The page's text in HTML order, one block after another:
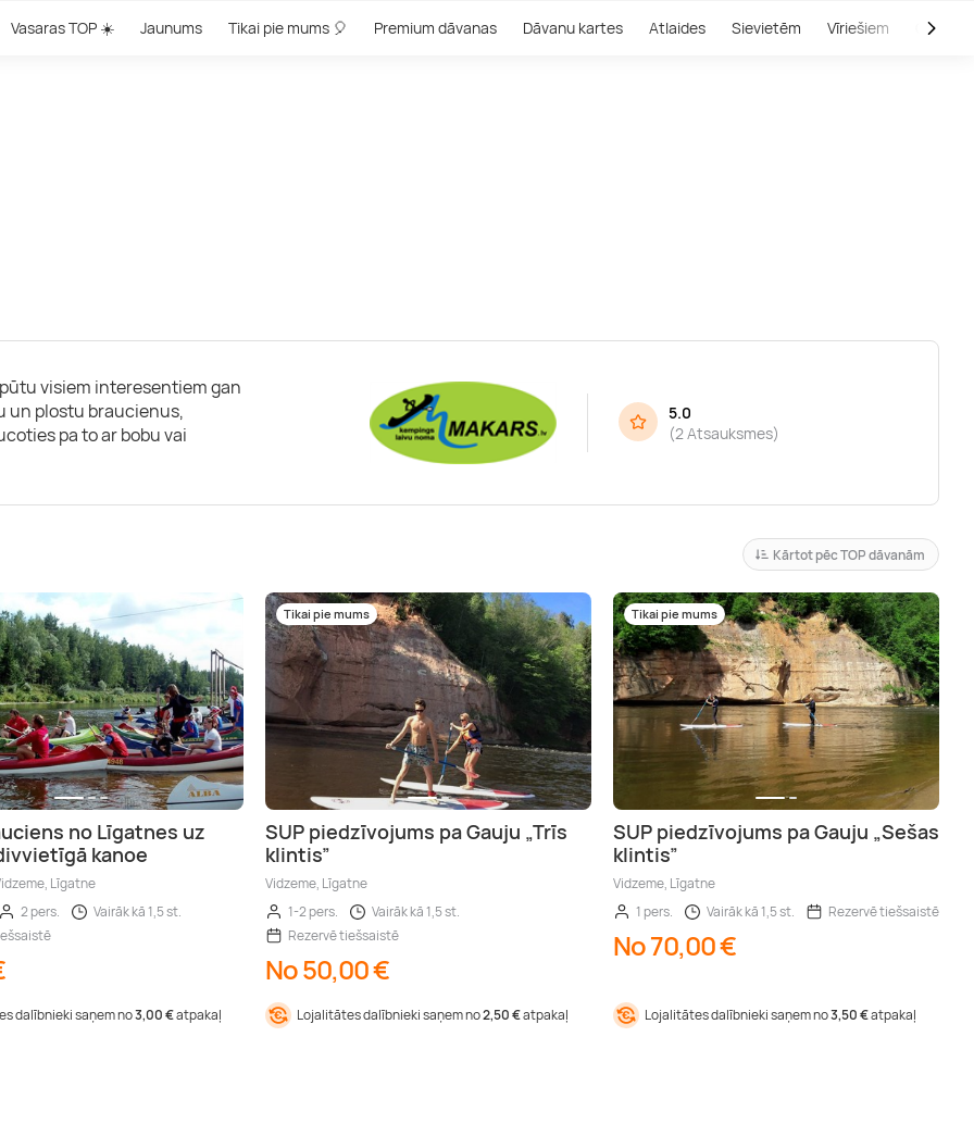
Vasaras TOP ☀️ Jaunums Tikai pie mums 🎈 Premium dāvanas Dāvanu kartes Atlaides Sievietēm Vīriešiem Outlet
visiem interesentiem gan
un plostu braucienus,
pa to ar bobu vai
5.0
(2 Atsauksmes)
Kārtot pēc TOP dāvanām
no Līgatnes uz
kanoe
Līgatne
2 pers.
Vairāk kā 1,5 st.
dalībnieki saņem no3,00 €atpakaļ
Tikai pie mums
SUP piedzīvojums pa Gauju „Trīs
klintis”
Vidzeme, Līgatne
1-2 pers.
Vairāk kā 1,5 st.
Rezervē tiešsaistē
No 50,00 €
Lojalitātes dalībnieki saņem no2,50 €atpakaļ
Tikai pie mums
SUP piedzīvojums pa Gauju „Sešas
klintis”
Vidzeme, Līgatne
1 pers.
Vairāk kā 1,5 st. Rezervē tiešsaistē
No 70,00 €
Lojalitātes dalībnieki saņem no3,50 €atpakaļ